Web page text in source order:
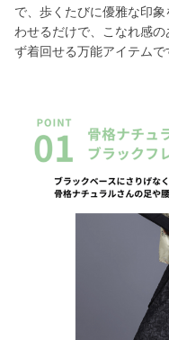
で、歩くたびに優雅な印
わせるだけで、こなれ感
ず着回せる万能アイテムで